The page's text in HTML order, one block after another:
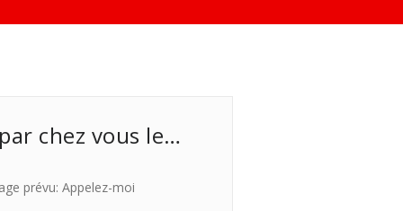
chez vous le…
prévu: Appelez-moi